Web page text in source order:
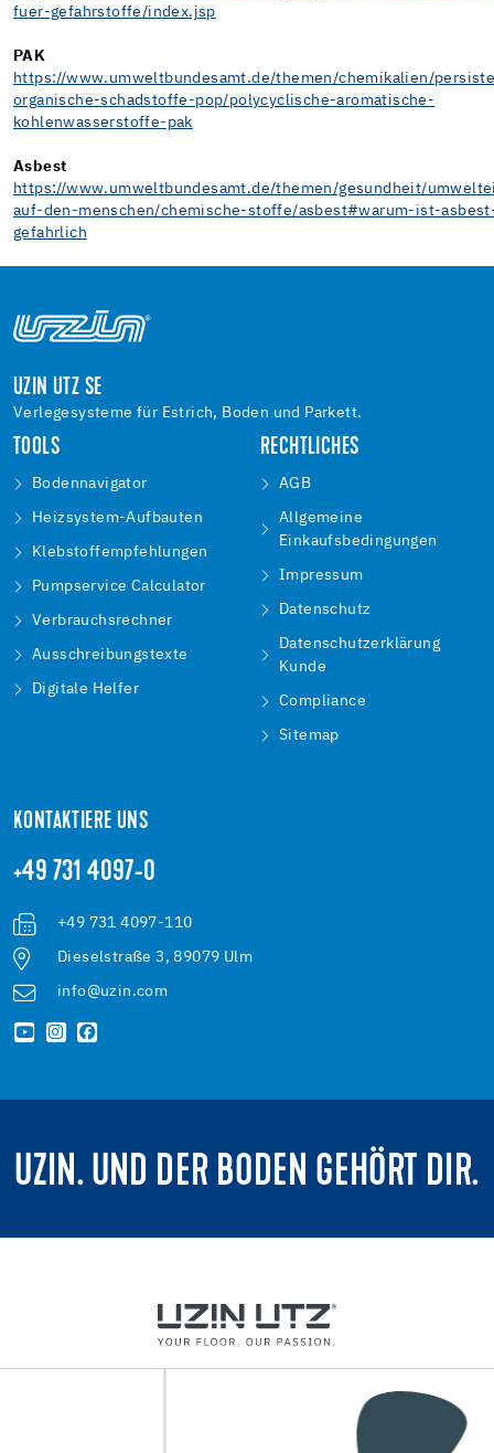
fuer-gefahrstoffe/index.jsp
PAK
https://www.umweltbundesamt.de/themen/chemikalien/
organische-schadstoffe-pop/polycyclische-aromatische-
kohlenwasserstoffe-pak
Asbest
https://www.umweltbundesamt.de/themen/gesundheit/
auf-den-menschen/chemische-stoffe/asbest#warum-ist-
gefahrlich
UZIN UTZ SE
Verlegesysteme für Estrich, Boden und Parkett.
TOOLS
Bodennavigator
Heizsystem-Aufbauten
Klebstoffempfehlungen
Pumpservice Calculator
Verbrauchsrechner
Ausschreibungstexte
Digitale Helfer
RECHTLICHES
AGB
Allgemeine
Einkaufsbedingungen
Impressum
Datenschutz
Datenschutzerklärung
Kunde
Compliance
Sitemap
KONTAKTIERE UNS
+49 731 4097-0
+49 731 4097-110
Dieselstraße 3, 89079 Ulm
info@uzin.com
UZIN. UND DER BODEN GEHÖRT DIR.